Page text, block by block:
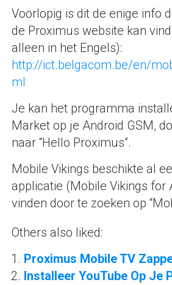
Voorlopig is dit de enige info
de Proximus website kan
alleen in het Engels):
http://ict.belgacom.be/en/
ml
Je kan het programma
Market op je Android GSM,
naar “Hello Proximus”.
Mobile Vikings beschikte al
applicatie (Mobile Vikings for
vinden door te zoeken op
Others also liked:
Proximus Mobile TV
Installeer YouTube Op Je